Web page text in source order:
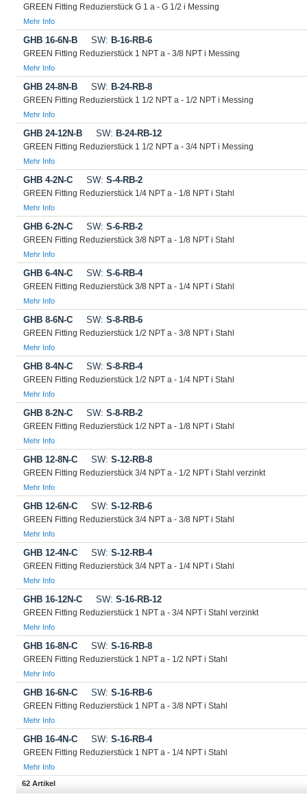
GREEN Fitting Reduzierstück G 1 a - G 1/2 i Messing
Mehr Info
GHB 16-6N-B SW: B-16-RB-6
GREEN Fitting Reduzierstück 1 NPT a - 3/8 NPT i Messing
Mehr Info
GHB 24-8N-B SW: B-24-RB-8
GREEN Fitting Reduzierstück 1 1/2 NPT a - 1/2 NPT i Messing
Mehr Info
GHB 24-12N-B SW: B-24-RB-12
GREEN Fitting Reduzierstück 1 1/2 NPT a - 3/4 NPT i Messing
Mehr Info
GHB 4-2N-C SW: S-4-RB-2
GREEN Fitting Reduzierstück 1/4 NPT a - 1/8 NPT i Stahl
Mehr Info
GHB 6-2N-C SW: S-6-RB-2
GREEN Fitting Reduzierstück 3/8 NPT a - 1/8 NPT i Stahl
Mehr Info
GHB 6-4N-C SW: S-6-RB-4
GREEN Fitting Reduzierstück 3/8 NPT a - 1/4 NPT i Stahl
Mehr Info
GHB 8-6N-C SW: S-8-RB-6
GREEN Fitting Reduzierstück 1/2 NPT a - 3/8 NPT i Stahl
Mehr Info
GHB 8-4N-C SW: S-8-RB-4
GREEN Fitting Reduzierstück 1/2 NPT a - 1/4 NPT i Stahl
Mehr Info
GHB 8-2N-C SW: S-8-RB-2
GREEN Fitting Reduzierstück 1/2 NPT a - 1/8 NPT i Stahl
Mehr Info
GHB 12-8N-C SW: S-12-RB-8
GREEN Fitting Reduzierstück 3/4 NPT a - 1/2 NPT i Stahl verzinkt
Mehr Info
GHB 12-6N-C SW: S-12-RB-6
GREEN Fitting Reduzierstück 3/4 NPT a - 3/8 NPT i Stahl
Mehr Info
GHB 12-4N-C SW: S-12-RB-4
GREEN Fitting Reduzierstück 3/4 NPT a - 1/4 NPT i Stahl
Mehr Info
GHB 16-12N-C SW: S-16-RB-12
GREEN Fitting Reduzierstück 1 NPT a - 3/4 NPT i Stahl verzinkt
Mehr Info
GHB 16-8N-C SW: S-16-RB-8
GREEN Fitting Reduzierstück 1 NPT a - 1/2 NPT i Stahl
Mehr Info
GHB 16-6N-C SW: S-16-RB-6
GREEN Fitting Reduzierstück 1 NPT a - 3/8 NPT i Stahl
Mehr Info
GHB 16-4N-C SW: S-16-RB-4
GREEN Fitting Reduzierstück 1 NPT a - 1/4 NPT i Stahl
Mehr Info
62 Artikel